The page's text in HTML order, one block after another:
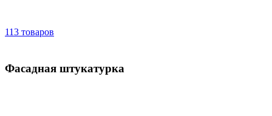
113 товаров
Фасадная штукатурка